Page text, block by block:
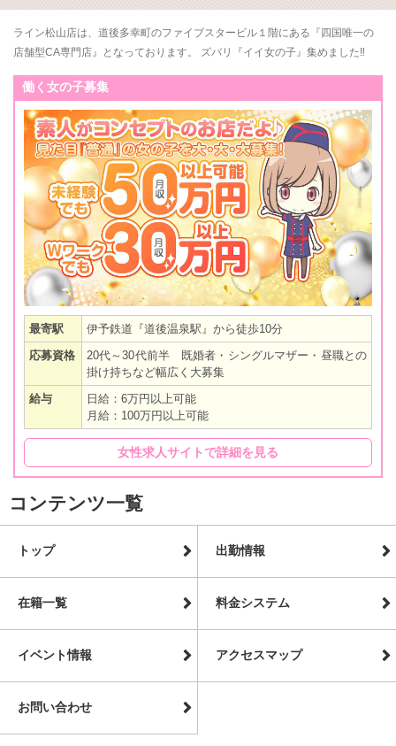
ライン松山店は、道後多幸町のファイブスタービル１階にある『四国唯一の
店舗型CA専門店』となっております。 ズバリ『イイ女の子』集めました‼
働く女の子募集
最寄駅
伊予鉄道『道後温泉駅』から徒歩10分
応募資格
20代～30代前半 既婚者・シングルマザー・昼職との
掛け持ちなど幅広く大募集
給与
日給：6万円以上可能
月給：100万円以上可能
女性求人サイトで詳細を見る
コンテンツ一覧
トップ 出勤情報
在籍一覧 料金システム
イベント情報 アクセスマップ
お問い合わせ